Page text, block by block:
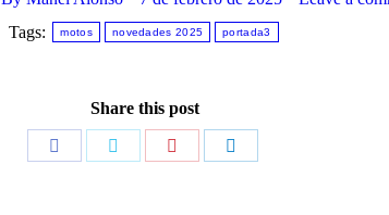
Tags:
motos novedades 2025 portada3
Share this post